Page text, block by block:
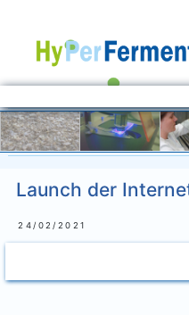
Launch der
24/02/2021